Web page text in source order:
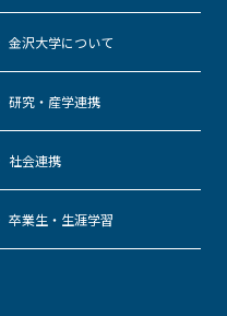
金沢大学について
研究・産学連携
社会連携
卒業生・生涯学習